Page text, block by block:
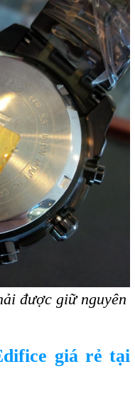
được giữ nguyên
giá rẻ tại